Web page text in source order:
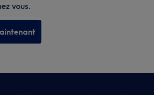
vous.